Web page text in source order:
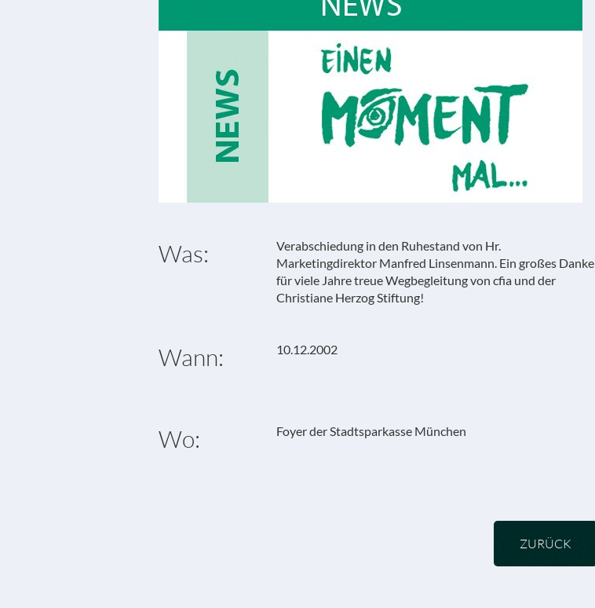
Was:
Verabschiedung in den Ruhestand von Hr.
Marketingdirektor Manfred Linsenmann. Ein großes Danke
für viele Jahre treue Wegbegleitung von cfia und der
Christiane Herzog Stiftung!
Wann: 10.12.2002
Wo: Foyer der Stadtsparkasse München
ZURÜCK